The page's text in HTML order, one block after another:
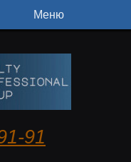
Меню
91